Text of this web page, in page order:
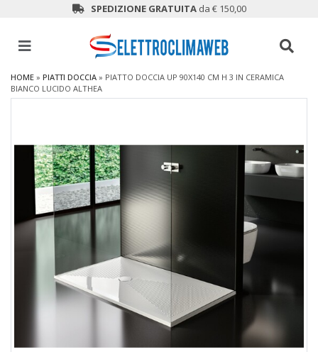
SPEDIZIONE GRATUITAda € 150,00
HOME » PIATTI DOCCIA » PIATTO DOCCIA UP 90X140 CM H 3 IN CERAMICA
BIANCO LUCIDO ALTHEA